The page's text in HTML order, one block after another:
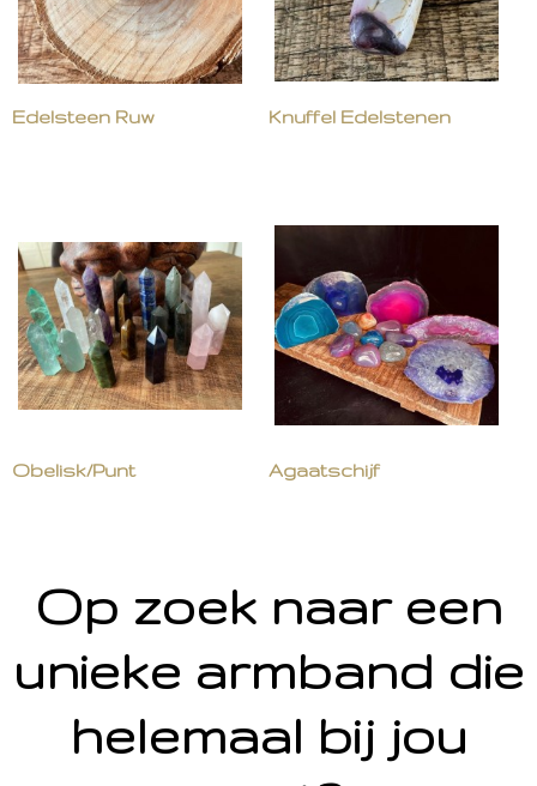
Edelsteen Ruw Knuffel Edelstenen
Obelisk/Punt Agaatschijf
Op zoek naar een
unieke armband die
helemaal bij jou